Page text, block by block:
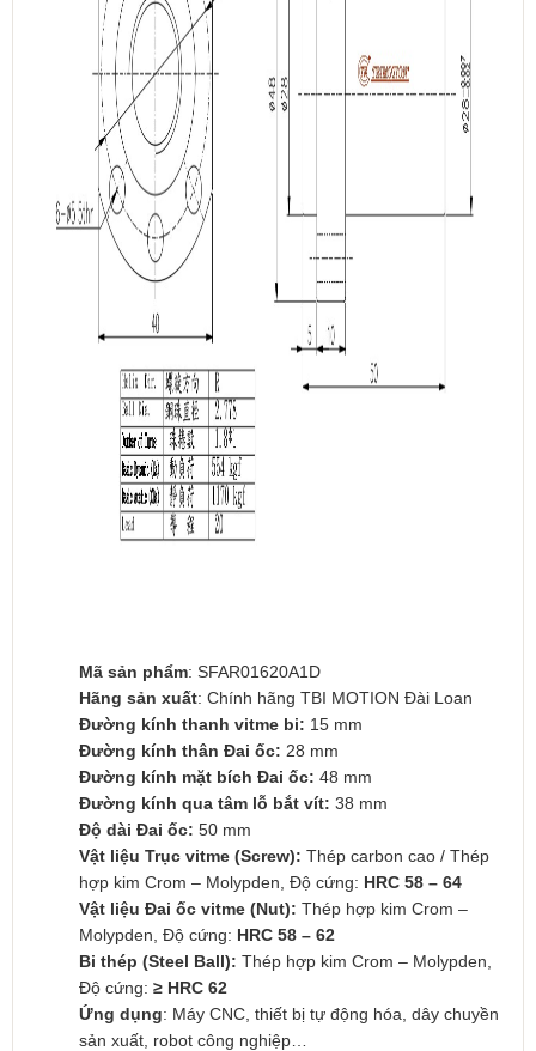
Mã sản phẩm: SFAR01620A1D
Hãng sản xuất: Chính hãng TBI MOTION Đài Loan
Đường kính thanh vitme bi: 15 mm
Đường kính thân Đai ốc: 28 mm
Đường kính mặt bích Đai ốc: 48 mm
Đường kính qua tâm lỗ bắt vít: 38 mm
Độ dài Đai ốc: 50 mm
Vật liệu Trục vitme (Screw): Thép carbon cao / Thép
hợp kim Crom – Molypden, Độ cứng: HRC 58 – 64
Vật liệu Đai ốc vitme (Nut): Thép hợp kim Crom –
Molypden, Độ cứng: HRC 58 – 62
Bi thép (Steel Ball): Thép hợp kim Crom – Molypden,
Độ cứng: ≥ HRC 62
Ứng dụng: Máy CNC, thiết bị tự động hóa, dây chuyền
sản xuất, robot công nghiệp…